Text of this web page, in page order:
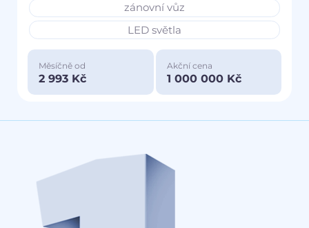
zánovní vůz
LED světla
Měsíčně od
2 993 Kč
Akční cena
1 000 000 Kč